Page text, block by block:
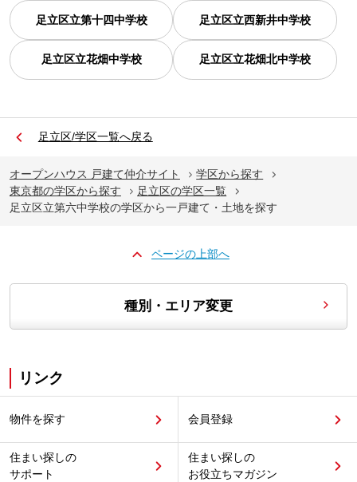
足立区立第十四中学校 足立区立西新井中学校
足立区立花畑中学校 足立区立花畑北中学校
足立区/学区一覧へ戻る
オープンハウス 戸建て仲介サイト
学区から探す
東京都の学区から探す
足立区の学区一覧
足立区立第六中学校の学区から一戸建て・土地を探す
ページの上部へ
種別・エリア変更
リンク
物件を探す 会員登録
住まい探しの
サポート
住まい探しの
お役立ちマガジン